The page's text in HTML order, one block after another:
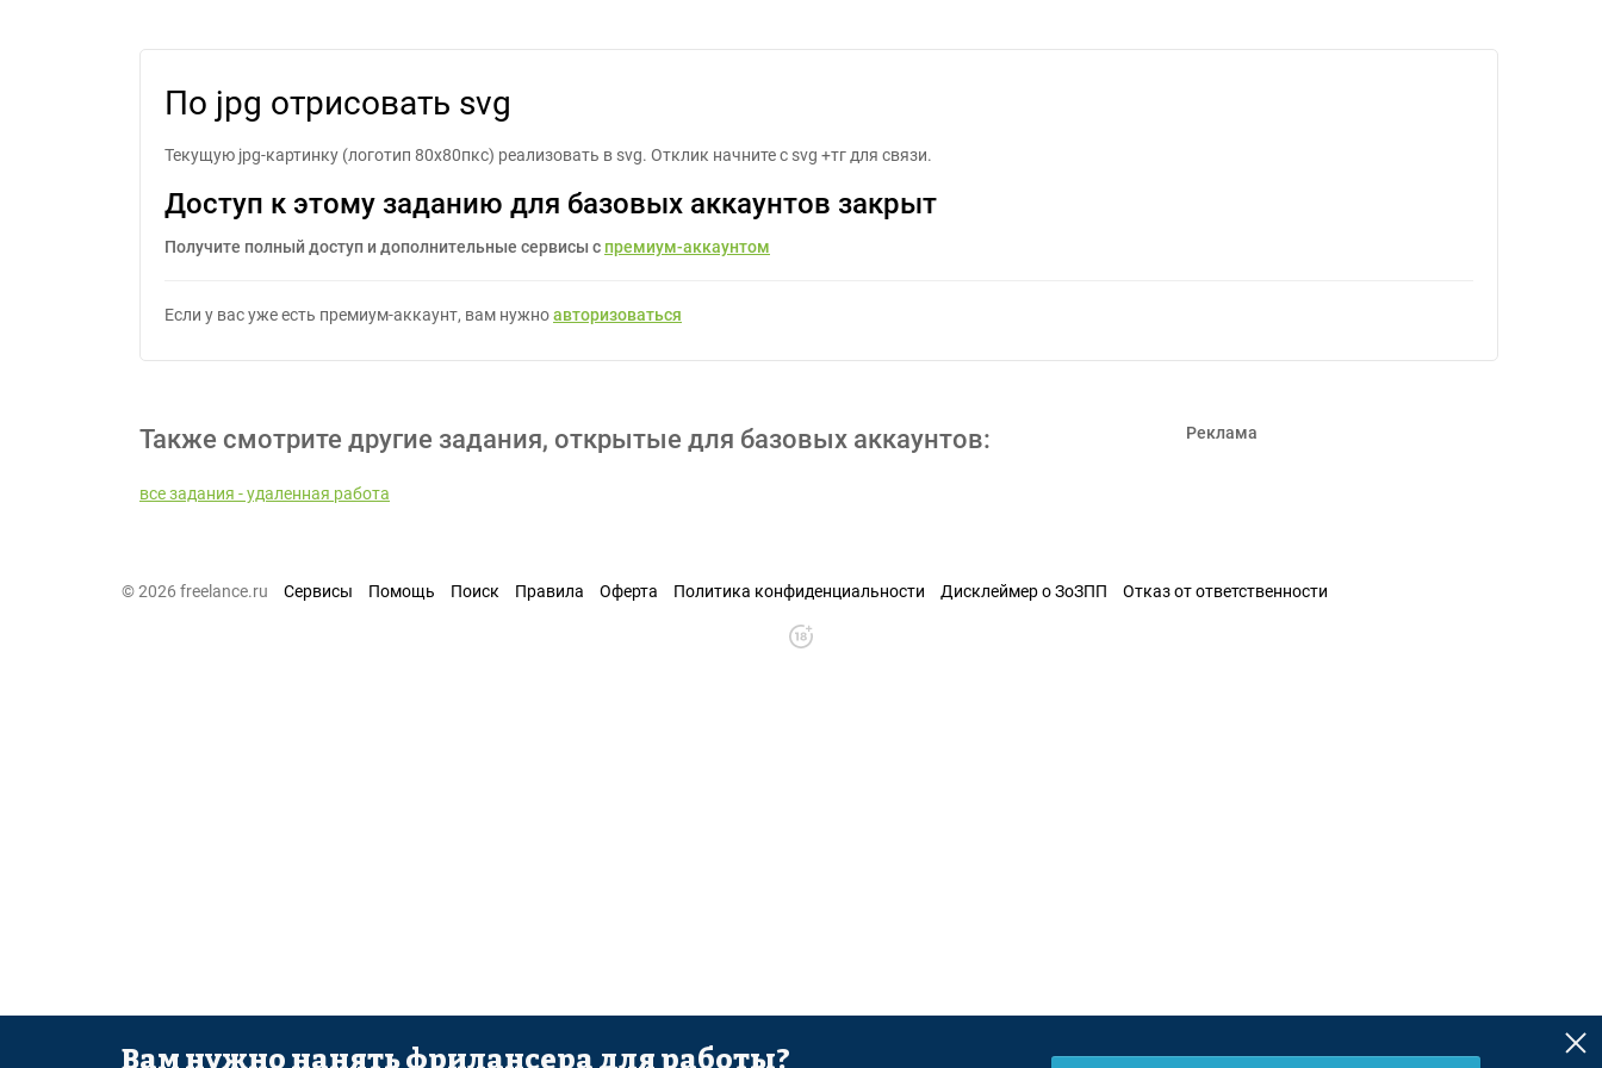
По jpg отрисовать svg
Текущую jpg-картинку (логотип 80х80пкс) реализовать в svg. Отклик начните с svg +тг для связи.
Доступ к этому заданию для базовых аккаунтов закрыт
Получите полный доступ и дополнительные сервисы с премиум-аккаунтом
Если у вас уже есть премиум-аккаунт, вам нужноавторизоваться
Также смотрите другие задания, открытые для базовых аккаунтов:
все задания - удаленная работа
Реклама
© 2026 freelance.ru Сервисы Помощь Поиск Правила Оферта Политика конфиденциальности Дисклеймер о ЗоЗПП Отказ от ответственности
Вам нужно нанять фрилансера для работы?